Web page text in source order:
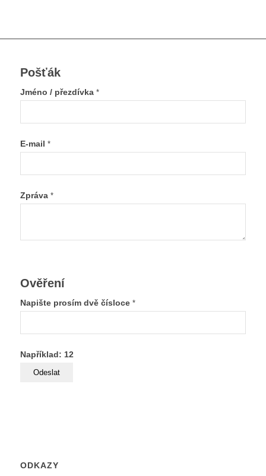
Pošťák
Jméno / přezdívka *
E-mail *
Zpráva *
Ověření
Napište prosím dvě čísloce *
Například: 12
ODKAZY